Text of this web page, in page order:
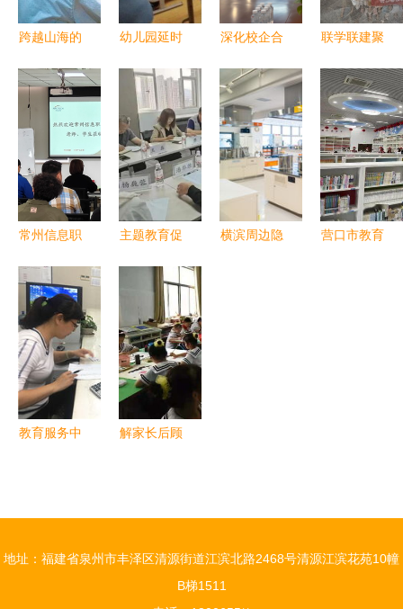
跨越山海的
——平顶山
华文教育志
愿服务者为
海外华人上
网课的故事
幼儿园延时
行，家长喜
出望外，教
育部门详解
惠民新举措
深化校企合
人空间——
陈钱校长率
队赴格力电
器(珠海金
湾)公司开
展访企拓岗
联学联建聚
育人谱新篇
——南京大
学地学四院
行政党支部
开展学习贯
彻新发展理
常州信息职
院“工匠特
色班”学子
走进企业园
区 沉浸式
体验“硬
核”企业魅
主题教育促
拓岗搭桥梁
——学校领
导深入人力
资源服务企
业推动高质
量就业
横滨周边隐
营口市教育
教育服务中
作
解家长后顾
免费托管服
务走在全国
地址：福建省泉州市丰泽区清源街道江滨北路2468号清源江滨花苑10幢
B梯1511